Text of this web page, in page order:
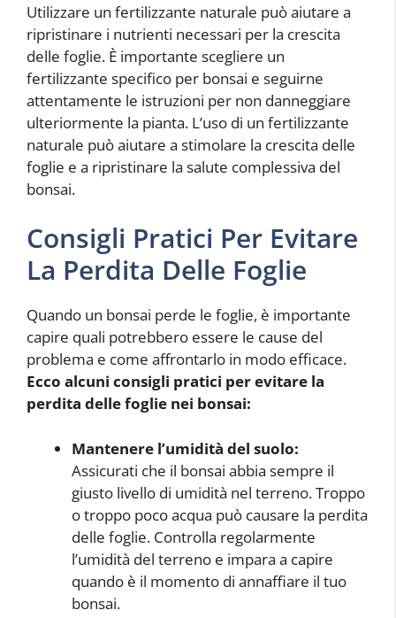
Utilizzare un fertilizzante naturale può aiutare a
ripristinare i nutrienti necessari per la crescita
delle foglie. È importante scegliere un
fertilizzante specifico per bonsai e seguirne
attentamente le istruzioni per non danneggiare
ulteriormente la pianta. L’uso di un fertilizzante
naturale può aiutare a stimolare la crescita delle
foglie e a ripristinare la salute complessiva del
bonsai.
Consigli Pratici Per Evitare
La Perdita Delle Foglie
Quando un bonsai perde le foglie, è importante
capire quali potrebbero essere le cause del
problema e come affrontarlo in modo efficace.
Ecco alcuni consigli pratici per evitare la
perdita delle foglie nei bonsai:
Mantenere l’umidità del suolo:
Assicurati che il bonsai abbia sempre il
giusto livello di umidità nel terreno. Troppo
o troppo poco acqua può causare la perdita
delle foglie. Controlla regolarmente
l’umidità del terreno e impara a capire
quando è il momento di annaffiare il tuo
bonsai.